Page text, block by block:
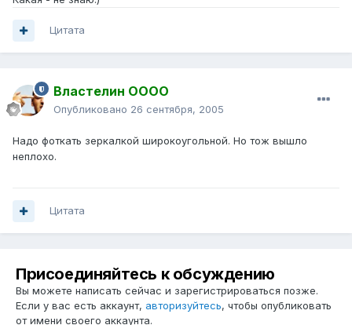
Цитата
Властелин ОООО
Опубликовано 26 сентября, 2005
Надо фоткать зеркалкой широкоугольной. Но тож вышло
неплохо.
Цитата
Присоединяйтесь к обсуждению
Вы можете написать сейчас и зарегистрироваться позже.
Если у вас есть аккаунт, авторизуйтесь, чтобы опубликовать
от имени своего аккаунта.